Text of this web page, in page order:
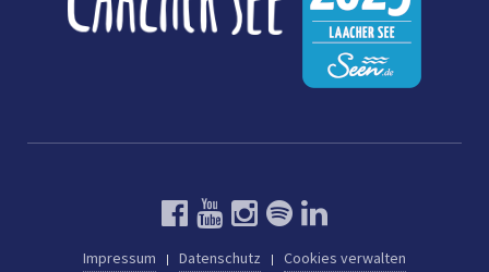
Impressum Datenschutz Cookies verwalten